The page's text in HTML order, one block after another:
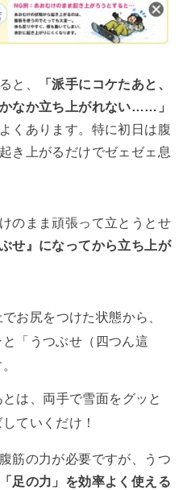
と、
「派手にコケたあと、
なか立ち上がれない……」
くあります。特に初日は腹
き上がるだけでゼェゼェ息
のまま頑張って立とうとせ
せ』になってから立ち上が
でお尻をつけた状態から、
と「うつぶせ（四つん這
とは、両手で雪面をグッと
ていくだけ！
筋の力が必要ですが、うつ
足の力」を効率よく使える